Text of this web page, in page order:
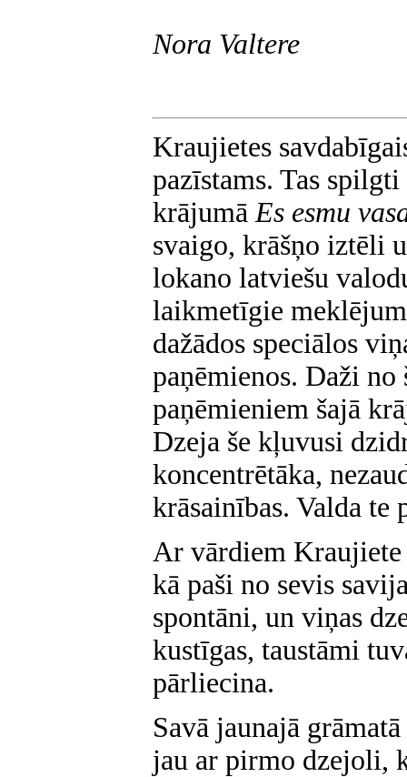
Nora Valtere
Kraujietes
pazīstams. Tas
krājumāEs esmu
svaigo, krāšņo iztēli
lokano latviešu
laikmetīgie
dažādos speciālos
paņēmienos. Daži
paņēmieniem šajā
Dzeja še kļuvusi
koncentrētāka,
krāsainības. Valda te
Ar vārdiem
kā paši no sevis
spontāni, un viņas
kustīgas, taustāmi
pārliecina.
Savā jaunajā
jau ar pirmo dzejoli,